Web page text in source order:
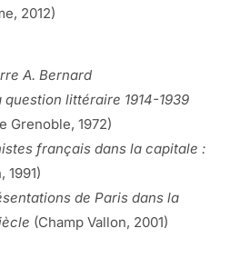
à une douloureuse
d’une rive à une autre. Le
est né (le Rhône) joue la ligne de
la métaphore et la substance,
l’élévation m’ont toujours
pas être à la hauteur autant que la
préfère ce qui vous emporte, le fil de
Une ponctuation perturbée qui
des parenthèses insidieuses qui
2012)
A. Bernard
littéraire 1914-1939
Grenoble, 1972)
français dans la capitale :
1991)
de Paris dans la
(Champ Vallon, 2001)